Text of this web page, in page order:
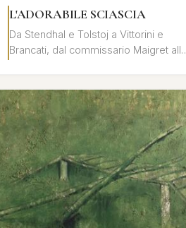
L'ADORABILE SCIASCIA
Da Stendhal e Tolstoj a Vittorini e
Brancati, dal commissario Maigret alla